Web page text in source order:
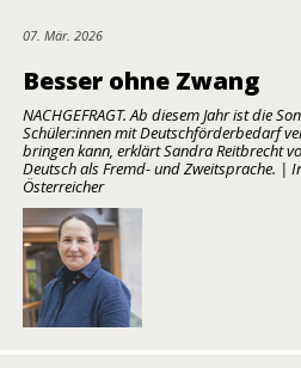
07. Mär. 2026
Besser ohne Zwang
NACHGEFRAGT. Ab diesem Jahr ist die
Schüler:innen mit Deutschförderbedarf
bringen kann, erklärt Sandra Reitbrecht
Deutsch als Fremd- und Zweitsprache. |
Österreicher